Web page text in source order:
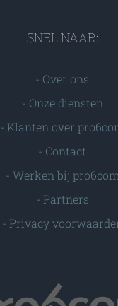
SNEL NAAR:
- Over ons
- Onze diensten
- Klanten over
- Contact
- Werken bij pro6com
- Partners
- Privacy